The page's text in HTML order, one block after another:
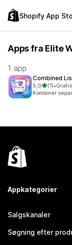
Shopify App
Apps fra Elite
1 app
Combined
5,0ud af 5
(1)
1 anmeldelser
•
Kombiner
Appkategorier
Salgskanaler
Søgning efter